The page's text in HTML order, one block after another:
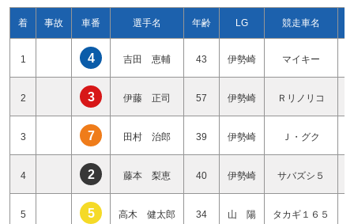
着 事故 車番 選手名 年齢 LG 競走車名
1 4 吉田 恵輔 43 伊勢崎 マイキー
2 3 伊藤 正司 57 伊勢崎 Ｒリノリコ
3 7 田村 治郎 39 伊勢崎 Ｊ・グク
4 2 藤本 梨恵 40 伊勢崎 サバズシ５
5 5 高木 健太郎 34 山 陽 タカギ１６５